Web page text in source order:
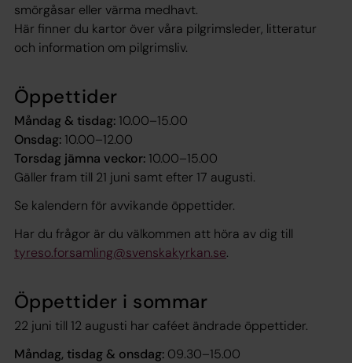
smörgåsar eller värma medhavt.
Här finner du kartor över våra pilgrimsleder, litteratur
och information om pilgrimsliv.
Öppettider
Måndag & tisdag: 10.00–15.00
Onsdag: 10.00–12.00
Torsdag jämna veckor: 10.00–15.00
Gäller fram till 21 juni samt efter 17 augusti.
Se kalendern för avvikande öppettider.
Har du frågor är du välkommen att höra av dig till
tyreso.forsamling@svenskakyrkan.se.
Öppettider i sommar
22 juni till 12 augusti har caféet ändrade öppettider.
Måndag, tisdag & onsdag: 09.30–15.00